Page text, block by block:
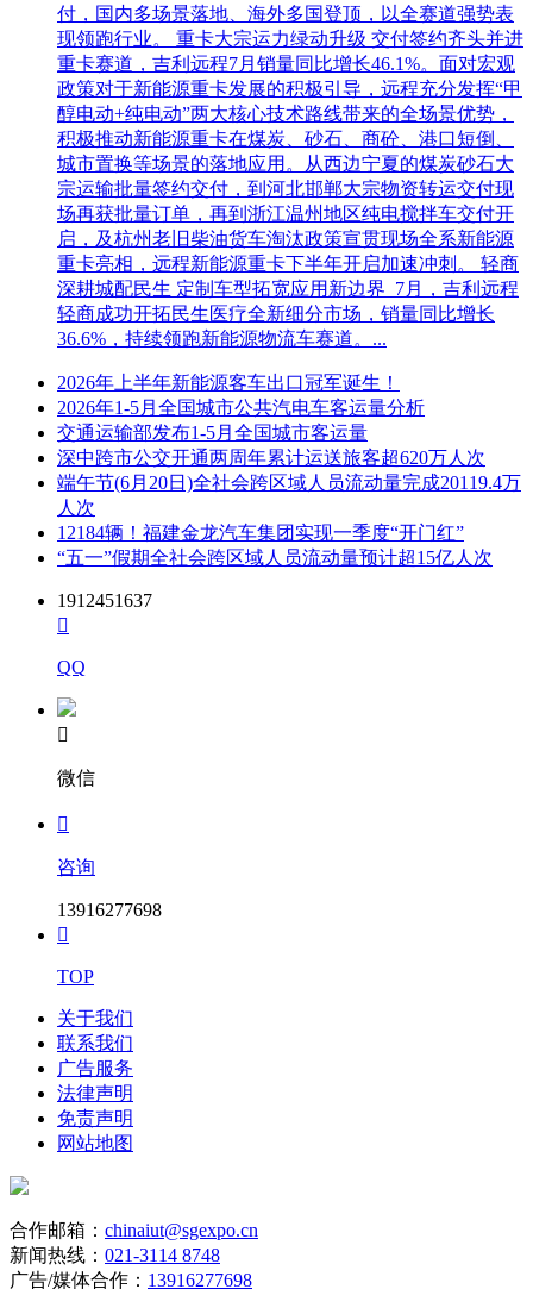
付，国内多场景落地、海外多国登顶，以全赛道强势表
现领跑行业。 重卡大宗运力绿动升级 交付签约齐头并进
重卡赛道，吉利远程7月销量同比增长46.1%。面对宏观
政策对于新能源重卡发展的积极引导，远程充分发挥“甲
醇电动+纯电动”两大核心技术路线带来的全场景优势，
积极推动新能源重卡在煤炭、砂石、商砼、港口短倒、
城市置换等场景的落地应用。从西边宁夏的煤炭砂石大
宗运输批量签约交付，到河北邯郸大宗物资转运交付现
场再获批量订单，再到浙江温州地区纯电搅拌车交付开
启，及杭州老旧柴油货车淘汰政策宣贯现场全系新能源
重卡亮相，远程新能源重卡下半年开启加速冲刺。 轻商
深耕城配民生 定制车型拓宽应用新边界 7月，吉利远程
轻商成功开拓民生医疗全新细分市场，销量同比增长
36.6%，持续领跑新能源物流车赛道。...
2026年上半年新能源客车出口冠军诞生！
2026年1-5月全国城市公共汽电车客运量分析
交通运输部发布1-5月全国城市客运量
深中跨市公交开通两周年累计运送旅客超620万人次
端午节(6月20日)全社会跨区域人员流动量完成20119.4万
人次
12184辆！福建金龙汽车集团实现一季度“开门红”
“五一”假期全社会跨区域人员流动量预计超15亿人次
1912451637

QQ

微信

咨询
13916277698

TOP
关于我们
联系我们
广告服务
法律声明
免责声明
网站地图
合作邮箱： chinaiut@sgexpo.cn
新闻热线： 021-3114 8748
广告/媒体合作： 13916277698